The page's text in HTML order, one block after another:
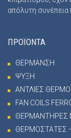
απόλυτη
ΠΡΟΪΟΝΤΑ
ΘΕΡΜΑΝΣΗ
ΨΥΞΗ
ΑΝΤΛΙΕΣ
FAN COILS
ΘΕΡΜΑΝΤΗΡΕΣ
ΘΕΡΜΟΣΤΑΤΕΣ